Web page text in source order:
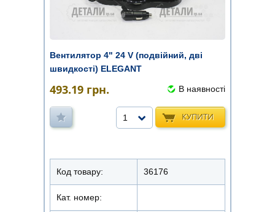
Вентилятор 4" 24 V (подвійний, дві
швидкості) ELEGANT
493.19 грн. В наявності
КУПИТИ
1
Код товару: 36176
Кат. номер: